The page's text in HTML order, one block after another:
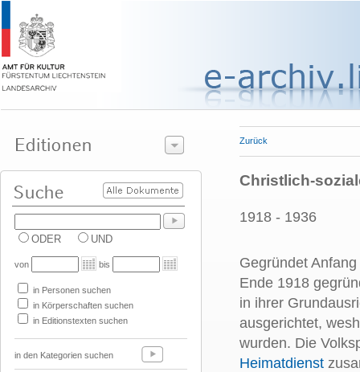
ODER UND
von bis
in Personen suchen
in Körperschaften suchen
in Editionstexten suchen
in den Kategorien suchen
Zurück
Christlich-
1918 - 1936
Gegründet
Ende 1918
in ihrer
ausgerichtet,
wurden. Die
Heimatdienst